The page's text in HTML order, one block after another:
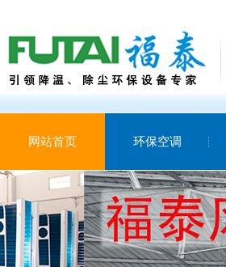
网站首页 环保空调